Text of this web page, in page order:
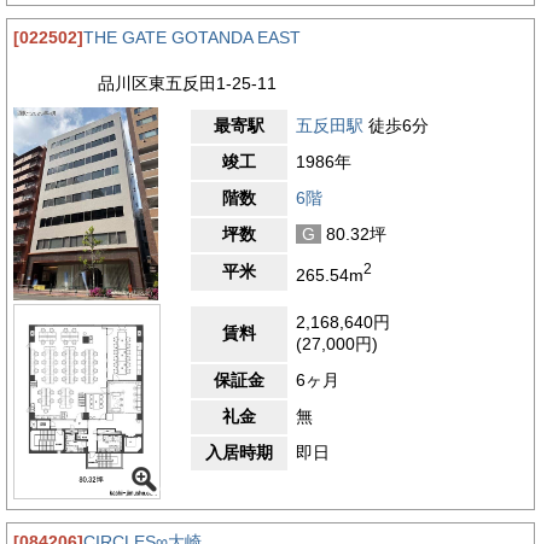
[022502]THE GATE GOTANDA EAST
品川区東五反田1-25-11
最寄駅 五反田駅 徒歩6分
竣工
1986年
階数
6階
坪数
G
80.32坪
平米
265.54m2
賃料
2,168,640円
(27,000円)
保証金
6ヶ月
礼金
無
入居時期
即日